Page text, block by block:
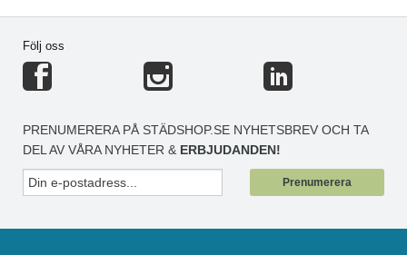
Följ oss
PRENUMERERA PÅ STÄDSHOP.SE NYHETSBREV OCH TA
DEL AV VÅRA NYHETER & ERBJUDANDEN!
Prenumerera